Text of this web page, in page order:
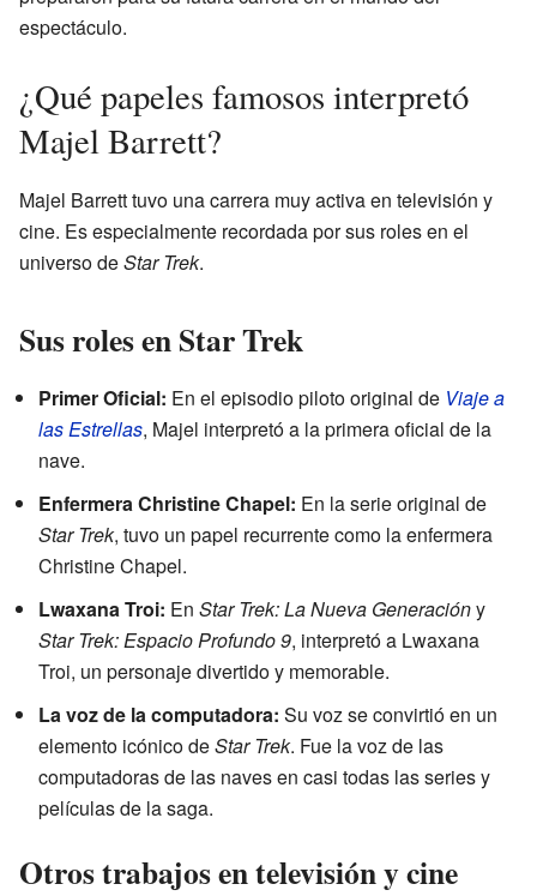
espectáculo.
¿Qué papeles famosos interpretó
Majel Barrett?
Majel Barrett tuvo una carrera muy activa en televisión y
cine. Es especialmente recordada por sus roles en el
universo deStar Trek.
Sus roles en Star Trek
Primer Oficial: En el episodio piloto original de Viaje a
las Estrellas, Majel interpretó a la primera oficial de la
nave.
Enfermera Christine Chapel: En la serie original de
Star Trek, tuvo un papel recurrente como la enfermera
Christine Chapel.
Lwaxana Troi: En Star Trek: La Nueva Generacióny
Star Trek: Espacio Profundo 9, interpretó a Lwaxana
Troi, un personaje divertido y memorable.
La voz de la computadora: Su voz se convirtió en un
elemento icónico deStar Trek. Fue la voz de las
computadoras de las naves en casi todas las series y
películas de la saga.
Otros trabajos en televisión y cine